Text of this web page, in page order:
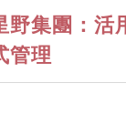
野集團：活
管理